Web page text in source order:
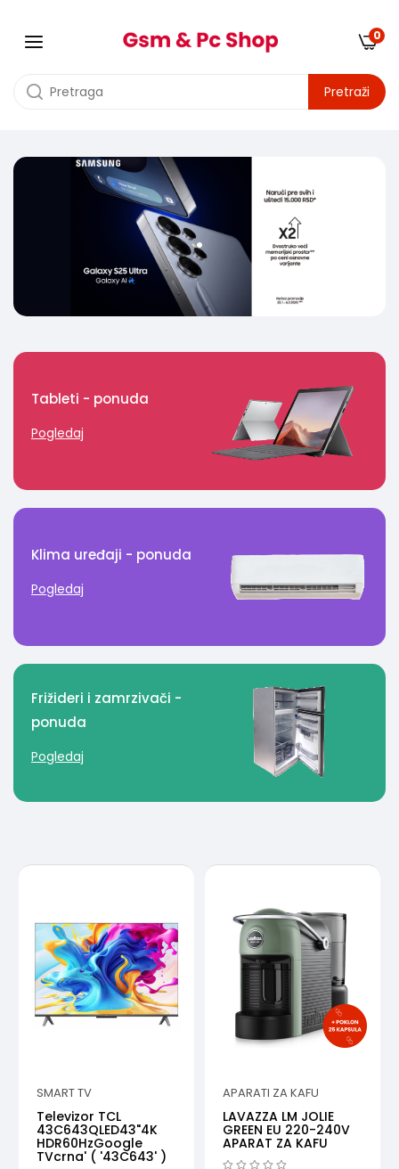
Pretraži
0
.
Tableti - ponuda
Pogledaj
Klima uređaji - ponuda
Pogledaj
Frižideri i zamrzivači -
ponuda
Pogledaj
SMART TV
Televizor TCL
43C643QLED43"4K
HDR60HzGoogle
TVcrna' ( '43C643' )
APARATI ZA KAFU
LAVAZZA LM JOLIE
GREEN EU 220-240V
APARAT ZA KAFU